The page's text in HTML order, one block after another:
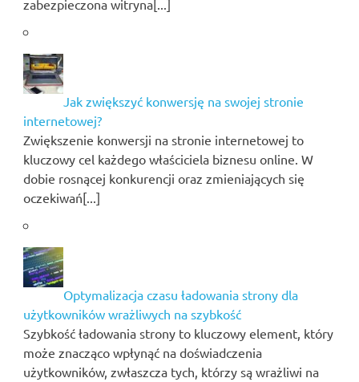
zabezpieczona witryna[...]
Jak zwiększyć konwersję na swojej stronie
internetowej?
Zwiększenie konwersji na stronie internetowej to
kluczowy cel każdego właściciela biznesu online. W
dobie rosnącej konkurencji oraz zmieniających się
oczekiwań[...]
Optymalizacja czasu ładowania strony dla
użytkowników wrażliwych na szybkość
Szybkość ładowania strony to kluczowy element, który
może znacząco wpłynąć na doświadczenia
użytkowników, zwłaszcza tych, którzy są wrażliwi na